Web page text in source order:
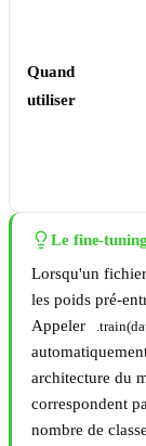
Quand
utiliser
Le fine-
Lorsqu'un fichier
les poids pré-
Appeler
architecture du
correspondent
nombre de